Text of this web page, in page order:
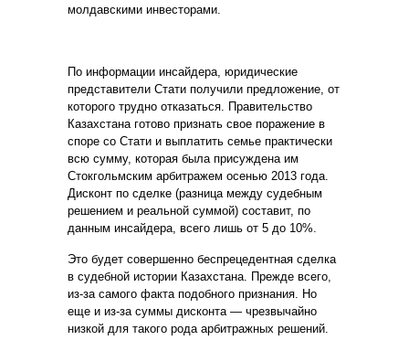
молдавскими инвесторами.
По информации инсайдера, юридические
представители Стати получили предложение, от
которого трудно отказаться. Правительство
Казахстана готово признать свое поражение в
споре со Стати и выплатить семье практически
всю сумму, которая была присуждена им
Стокгольмским арбитражем осенью 2013 года.
Дисконт по сделке (разница между судебным
решением и реальной суммой) составит, по
данным инсайдера, всего лишь от 5 до 10%.
Это будет совершенно беспрецедентная сделка
в судебной истории Казахстана. Прежде всего,
из-за самого факта подобного признания. Но
еще и из-за суммы дисконта — чрезвычайно
низкой для такого рода арбитражных решений.